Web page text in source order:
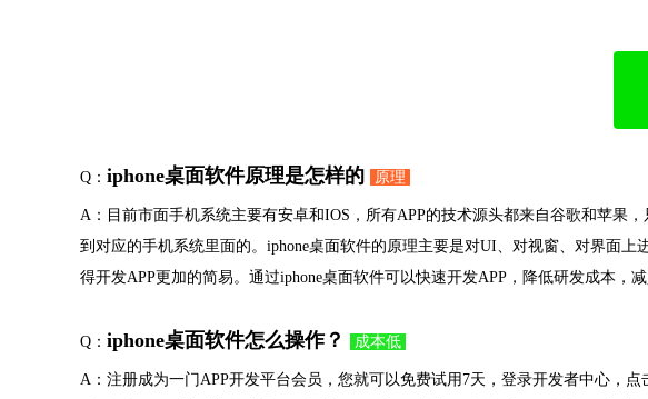
Q： iphone桌面软件原理是怎样的 原理
A：目前市面手机系统主要有安卓和IOS，所有APP的技术源头都来自谷歌和苹果
到对应的手机系统里面的。iphone桌面软件的原理主要是对UI、对视窗、对界面
得开发APP更加的简易。通过iphone桌面软件可以快速开发APP，降低研发成本，
Q： iphone桌面软件怎么操作？ 成本低
A：注册成为一门APP开发平台会员，您就可以免费试用7天，登录开发者中心，